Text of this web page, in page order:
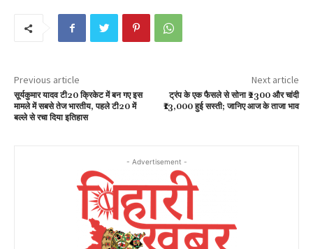
Previous article
सूर्यकुमार यादव टी20 क्रिकेट में बन गए इस
मामले में सबसे तेज भारतीय, पहले टी20 में
बल्ले से रचा दिया इतिहास
Next article
ट्रंप के एक फैसले से सोना ₹2300 और चांदी
₹13,000 हुई सस्ती; जानिए आज के ताजा भाव
- Advertisement -